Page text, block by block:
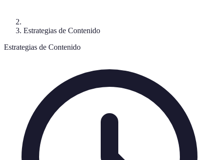
Estrategias de Contenido
Estrategias de Contenido